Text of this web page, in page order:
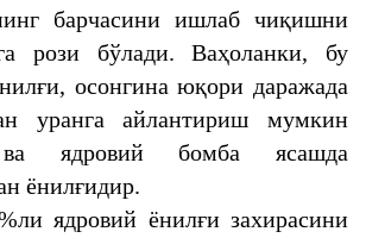
барчасини ишлаб чиқишни
рози бўлади. Ваҳоланки, бу
осонгина юқори даражада
уранга айлантириш мумкин
ядровий бомба ясашда
ёнилғидир.
ядровий ёнилғи захирасини